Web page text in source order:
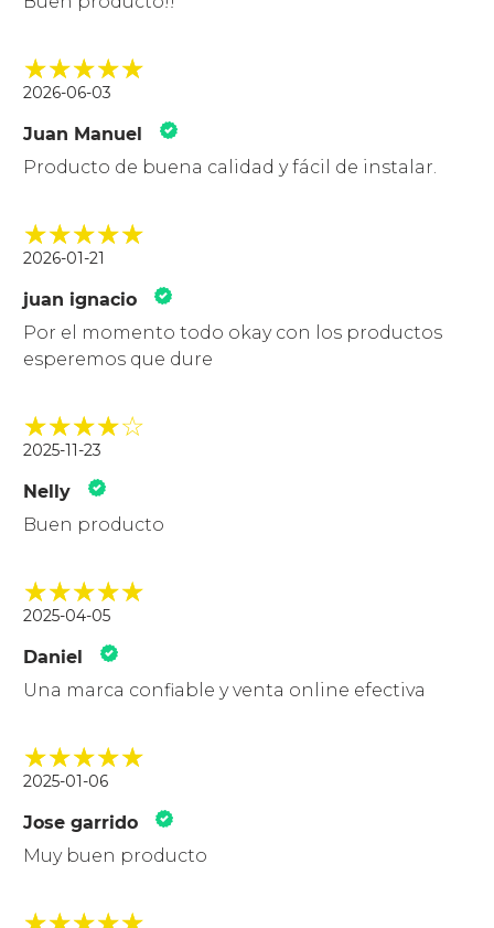
2026-06-03
Juan Manuel
Producto de buena calidad y fácil de instalar.
2026-01-21
juan ignacio
Por el momento todo okay con los productos
esperemos que dure
2025-11-23
Nelly
Buen producto
2025-04-05
Daniel
Una marca confiable y venta online efectiva
2025-01-06
Jose garrido
Muy buen producto